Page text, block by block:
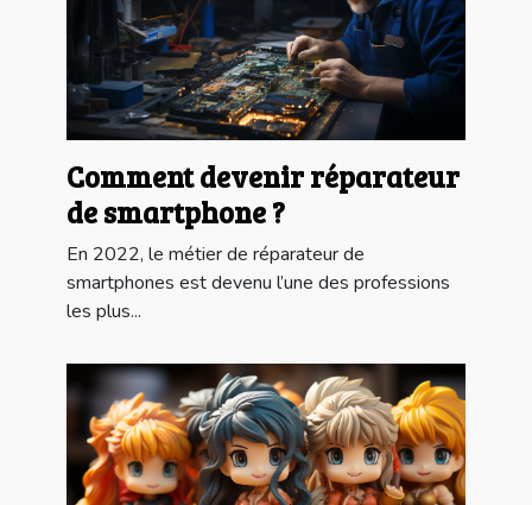
Comment devenir réparateur
de smartphone ?
En 2022, le métier de réparateur de
smartphones est devenu l’une des professions
les plus...